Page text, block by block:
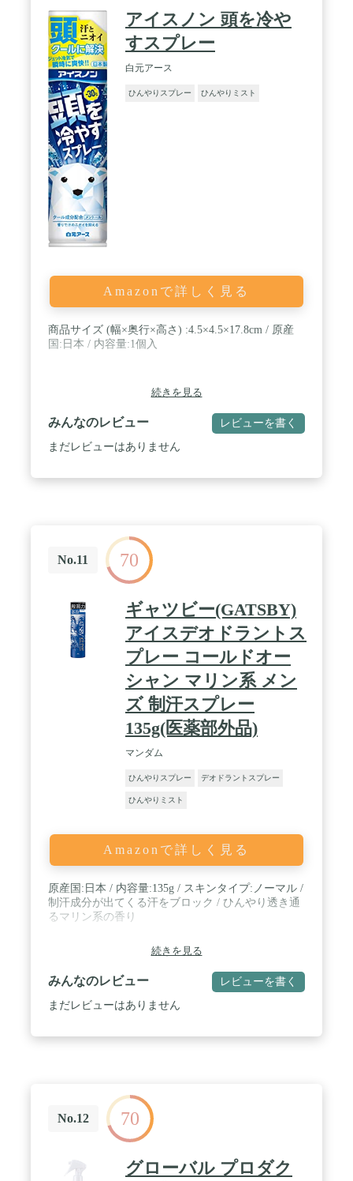
アイスノン 頭を冷や
すスプレー
白元アース
ひんやりスプレー ひんやりミスト
Amazonで詳しく見る
商品サイズ (幅×奥行×高さ) :4.5×4.5×17.8cm / 原産
国:日本 / 内容量:1個入
続きを見る
みんなのレビュー レビューを書く
まだレビューはありません
No.11 70
ギャツビー(GATSBY)
アイスデオドラントス
プレー コールドオー
シャン マリン系 メン
ズ 制汗スプレー
135g(医薬部外品)
マンダム
ひんやりスプレー デオドラントスプレー
ひんやりミスト
Amazonで詳しく見る
原産国:日本 / 内容量:135g / スキンタイプ:ノーマル /
制汗成分が出てくる汗をブロック / ひんやり透き通
るマリン系の香り
続きを見る
みんなのレビュー レビューを書く
まだレビューはありません
No.12 70
グローバル プロダク